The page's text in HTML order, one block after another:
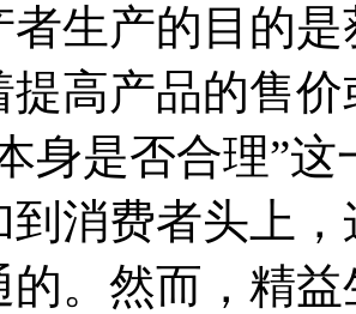
者生产的目的
提高产品的售
身是否合理”
到消费者头上
的。然而，精